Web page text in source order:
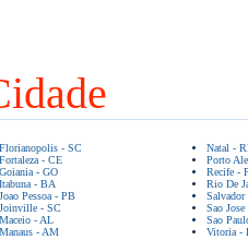
Florianopolis - SC
Fortaleza - CE
Goiania - GO
Itabuna - BA
Joao Pessoa - PB
Joinville - SC
Maceio - AL
Manaus - AM
Natal -
Porto
Recife -
Rio De
Sao
Sao
Vitoria -